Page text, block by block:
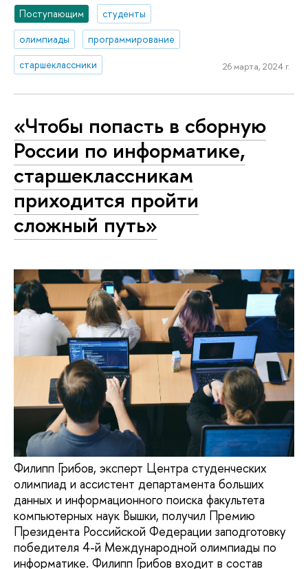
Поступающим
студенты
олимпиады
программирование
старшеклассники
26 марта, 2024 г.
«Чтобы попасть в сборную
России по информатике,
старшеклассникам
приходится пройти
сложный путь»
Филипп Грибов, эксперт Центра студенческих
олимпиад и ассистент департамента больших
данных и информационного поиска факультета
компьютерных наук Вышки, получил Премию
Президента Российской Федерации заподготовку
победителя 4-й Международной олимпиады по
информатике. Филипп Грибов входит в состав